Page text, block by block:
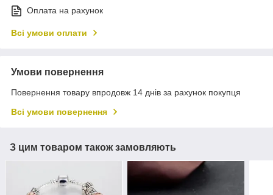
Оплата на рахунок
Всі умови оплати
Умови повернення
Повернення товару впродовж 14 днів за рахунок покупця
Всі умови повернення
З цим товаром також замовляють